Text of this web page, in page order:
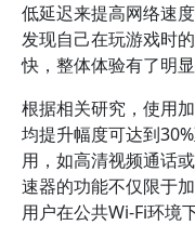
低延迟来提高网络速
发现自己在玩游戏时
快，整体体验有了明显
根据相关研究，使用
均提升幅度可达到
用，如高清视频通话
速器的功能不仅限于
用户在公共Wi-Fi环境